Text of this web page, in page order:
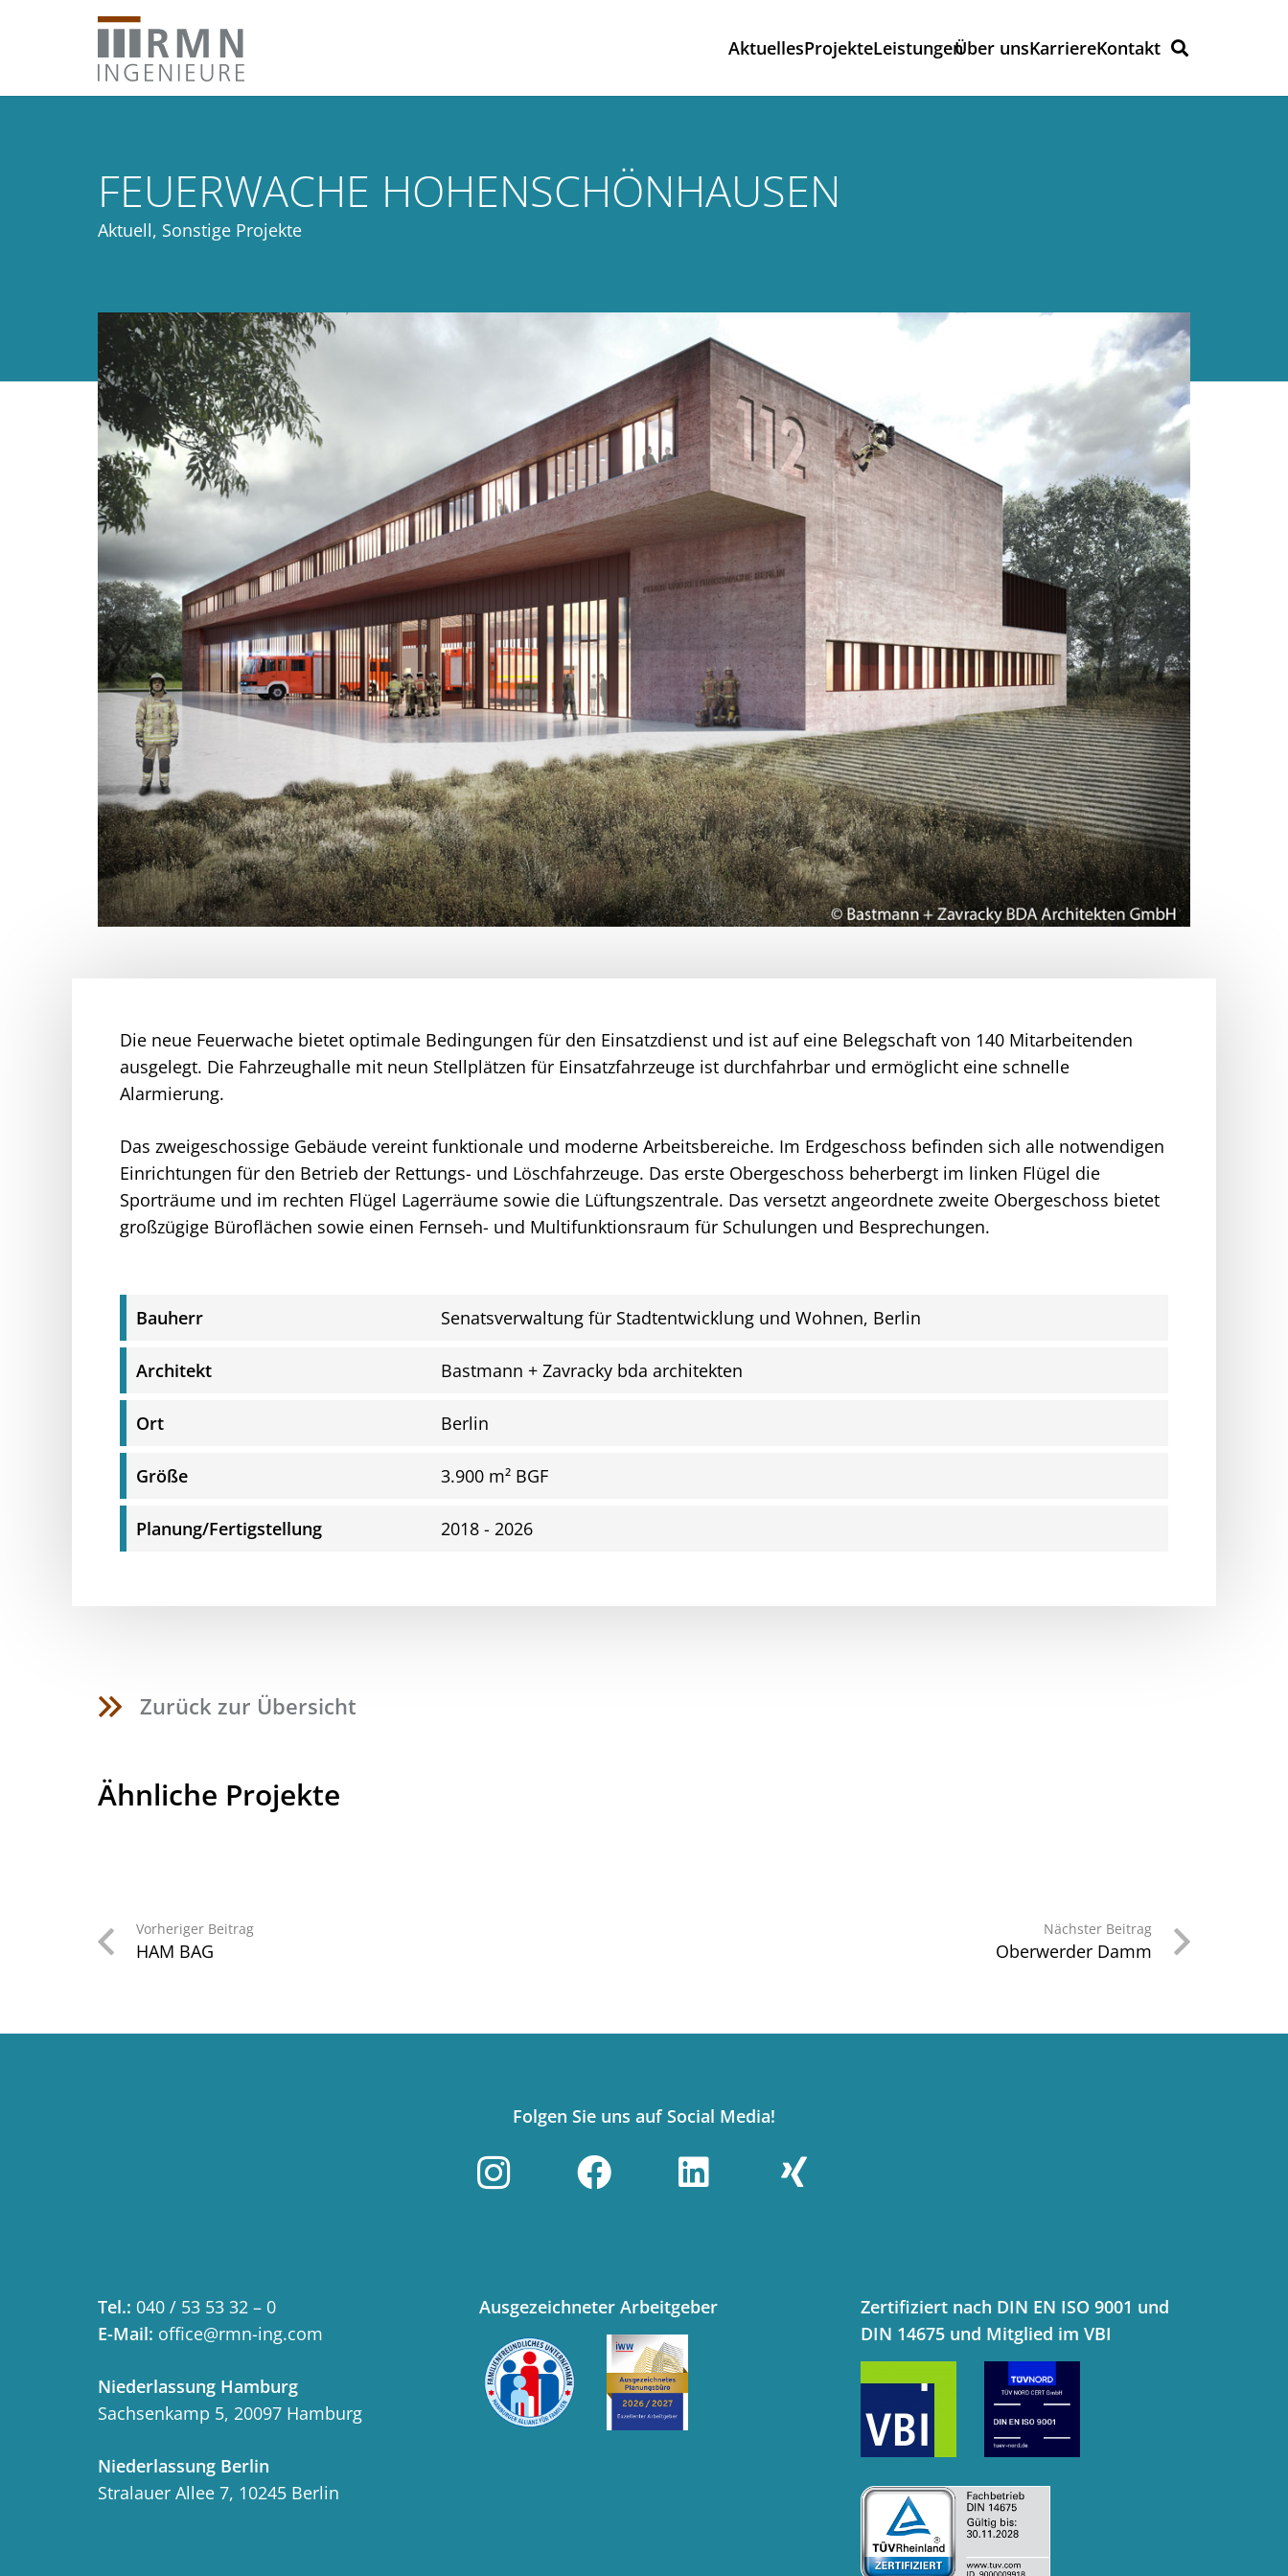
AktuellesProjekteLeistungenÜber unsKarriereKontakt
FEUERWACHE HOHENSCHÖNHAUSEN
Aktuell, Sonstige Projekte
Die neue Feuerwache bietet optimale Bedingungen für den Einsatzdienst und ist auf eine Belegschaft von 140 Mitarbeitenden
ausgelegt. Die Fahrzeughalle mit neun Stellplätzen für Einsatzfahrzeuge ist durchfahrbar und ermöglicht eine schnelle
Alarmierung.
Das zweigeschossige Gebäude vereint funktionale und moderne Arbeitsbereiche. Im Erdgeschoss befinden sich alle notwendigen
Einrichtungen für den Betrieb der Rettungs- und Löschfahrzeuge. Das erste Obergeschoss beherbergt im linken Flügel die
Sporträume und im rechten Flügel Lagerräume sowie die Lüftungszentrale. Das versetzt angeordnete zweite Obergeschoss bietet
großzügige Büroflächen sowie einen Fernseh- und Multifunktionsraum für Schulungen und Besprechungen.
Bauherr Senatsverwaltung für Stadtentwicklung und Wohnen, Berlin
Architekt Bastmann + Zavracky bda architekten
Ort Berlin
Größe 3.900 m² BGF
Planung/Fertigstellung 2018 - 2026
Zurück zur Übersicht
Ähnliche Projekte
Vorheriger Beitrag
HAM BAG
Nächster Beitrag
Oberwerder Damm
Folgen Sie uns auf Social Media!
Tel.: 040 / 53 53 32 – 0
E-Mail: office@rmn-ing.com
Niederlassung Hamburg
Sachsenkamp 5, 20097 Hamburg
Niederlassung Berlin
Stralauer Allee 7, 10245 Berlin
Ausgezeichneter Arbeitgeber
Zertifiziert nach DIN EN ISO 9001 und
DIN 14675 und Mitglied im VBI